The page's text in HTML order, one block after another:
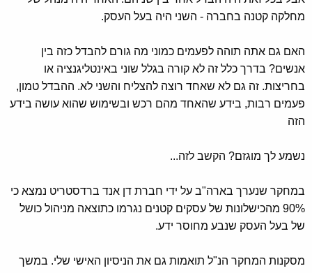
מחלקה קטנה בחברה - השני היה בעל העסק.
האם גם אתה תוהה לפעמים כמוני מה גורם להבדל כזה בין
אנשים? בדרך כלל זה לא קורה בגלל שוני באינטליגנציה או
בחריצות. זה גם לא שאחד רוצה להצליח והשני לא. ההבדל טמון,
פעמים רבות, בידע שהאחד מהם רכש ובשימוש שהוא עושה בידע
הזה
נשמע לך מוגזם? הקשב לזה...
במחקר שנערך בארה"ב על ידי חברת דן אנד ברדסטריט נמצא כי
90% מהכישלונות של עסקים קטנים נגרמו כתוצאה מניהול כושל
של בעל העסק שנבע מחוסר ידע.
מסקנות המחקר הנ"ל תואמות גם את הניסיון האישי שלי. במשך